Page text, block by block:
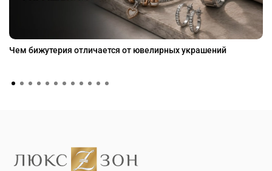
Чем бижутерия отличается от ювелирных украшений